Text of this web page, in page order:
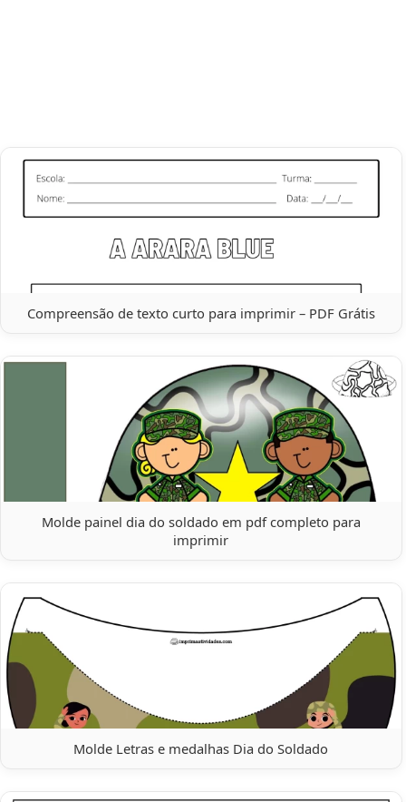
Compreensão de texto curto para imprimir – PDF Grátis
Molde painel dia do soldado em pdf completo para
imprimir
Molde Letras e medalhas Dia do Soldado